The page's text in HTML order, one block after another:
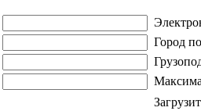
Город